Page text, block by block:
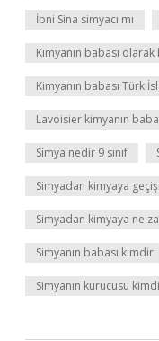
İbni Sina simyacı mı
Kimyanın babası
Kimyanın babası Türk
Lavoisier kimyanın
Simya nedir 9 sınıf
Simyadan kimyaya
Simyadan kimyaya ne
Simyanın babası kimdir
Simyanın kurucusu